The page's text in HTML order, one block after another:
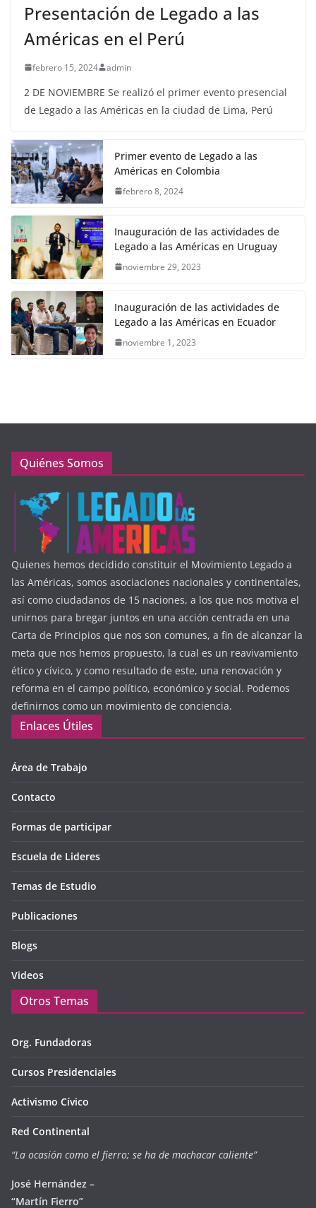
Presentación de Legado a las
Américas en el Perú
febrero 15, 2024 admin
2 DE NOVIEMBRE Se realizó el primer evento presencial
de Legado a las Américas en la ciudad de Lima, Perú
Primer evento de Legado a las
Américas en Colombia
febrero 8, 2024
Inauguración de las actividades de
Legado a las Américas en Uruguay
noviembre 29, 2023
Inauguración de las actividades de
Legado a las Américas en Ecuador
noviembre 1, 2023
Quiénes Somos
Quienes hemos decidido constituir el Movimiento Legado a
las Américas, somos asociaciones nacionales y continentales,
así como ciudadanos de 15 naciones, a los que nos motiva el
unirnos para bregar juntos en una acción centrada en una
Carta de Principios que nos son comunes, a fin de alcanzar la
meta que nos hemos propuesto, la cual es un reavivamiento
ético y cívico, y como resultado de este, una renovación y
reforma en el campo político, económico y social. Podemos
definirnos como un movimiento de conciencia.
Enlaces Útiles
Área de Trabajo
Contacto
Formas de participar
Escuela de Lideres
Temas de Estudio
Publicaciones
Blogs
Videos
Otros Temas
Org. Fundadoras
Cursos Presidenciales
Activismo Cívico
Red Continental
“La ocasión como el fierro; se ha de machacar caliente”
José Hernández –
“Martín Fierro”